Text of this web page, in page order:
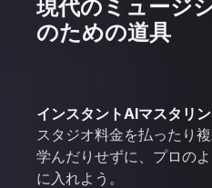
現代のミュージ
のための道具
インスタントAIマスタリ
スタジオ料金を払ったり
学んだりせずに、プロの
に入れよう。